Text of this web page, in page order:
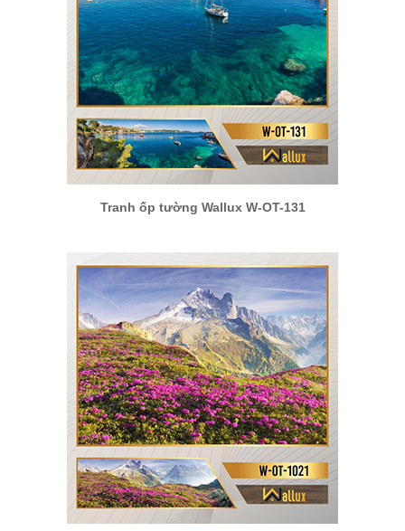
Tranh ốp tường Wallux W-OT-131